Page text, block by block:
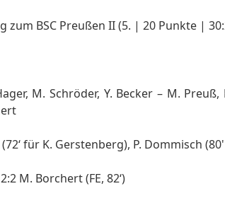
zum BSC Preußen II (5. | 20 Punkte |
M. Schröder, Y. Becker – M.
für K. Gerstenberg), P. Dommisch
M. Borchert (FE, 82‘)